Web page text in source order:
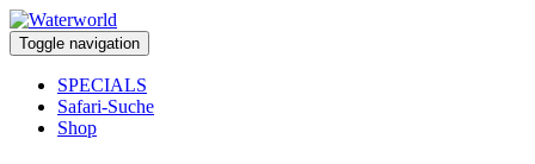
Toggle navigation
SPECIALS
Safari-Suche
Shop